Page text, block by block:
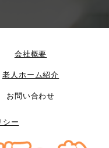
会社概要
老人ホーム紹介
お問い合わせ
シー